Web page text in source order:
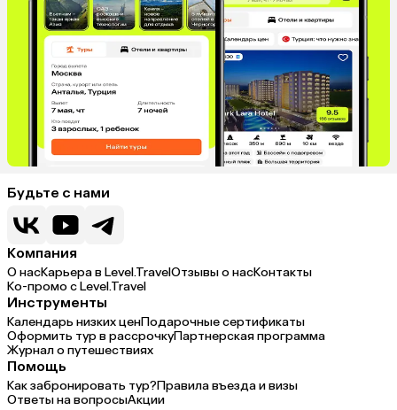
Будьте с нами
Компания
О насКарьера в Level.TravelОтзывы о насКонтакты
Ко-промо с Level.Travel
Инструменты
Календарь низких ценПодарочные сертификаты
Оформить тур в рассрочкуПартнерская программа
Журнал о путешествиях
Помощь
Как забронировать тур?Правила въезда и визы
Ответы на вопросыАкции